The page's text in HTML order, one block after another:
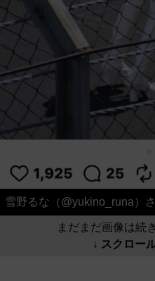
雪野るな（@yukino_runa）
まだまだ画像は続
↓ スクロー